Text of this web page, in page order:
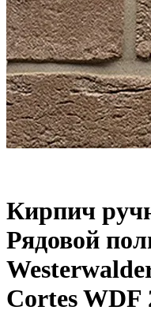
Кирпич
Рядовой
Cortes WDF